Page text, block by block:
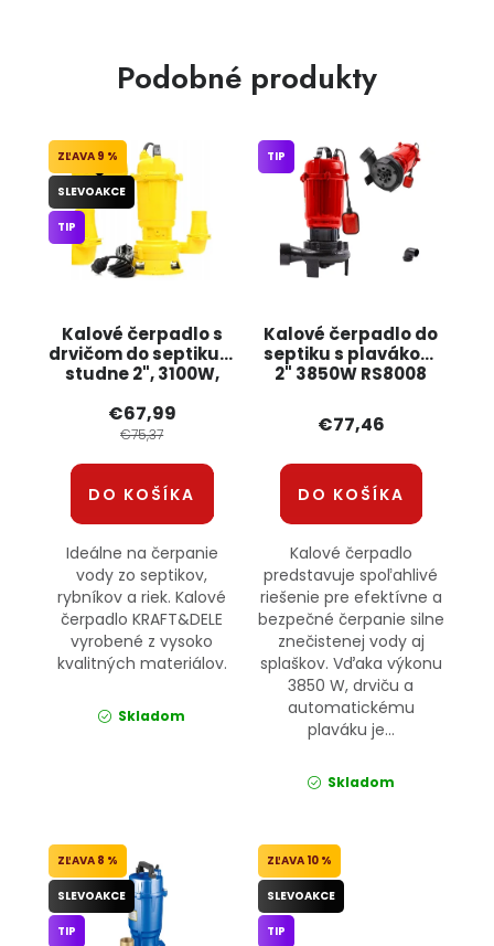
Podobné produkty
Kalové čerpadlo s
drvičom do septiku a
studne 2", 3100W,
9 %
SLEVOAKCE
TIP
€67,99
€75,37
DO KOŠÍKA
Ideálne na čerpanie
vody zo septikov,
rybníkov a riek. Kalové
čerpadlo KRAFT&DELE
vyrobené z vysoko
kvalitných materiálov.
Skladom
Kalové čerpadlo do
septiku s plavákom
2" 3850W RS8008
TIP
€77,46
DO KOŠÍKA
Kalové čerpadlo
predstavuje spoľahlivé
riešenie pre efektívne a
bezpečné čerpanie silne
znečistenej vody aj
splaškov. Vďaka výkonu
3850 W, drviču a
automatickému
plaváku je...
Skladom
8 %
SLEVOAKCE
TIP
10 %
SLEVOAKCE
TIP